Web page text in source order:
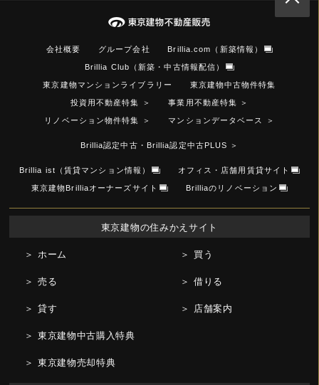
会社概要 グループ会社 Brillia.com（新築情報）
Brillia Club（新築・中古情報配信）
東京建物マンションライブラリー 東京建物中古物件特集
投資用不動産特集 ＞ 事業用不動産特集 ＞
リノベーション物件特集 ＞ マンションデータベース ＞
Brillia認定中古・Brillia認定中古PLUS ＞
Brillia ist（賃貸マンション情報） オフィス・店舗用賃貸サイト
東京建物Brilliaオーナーズサイト Brilliaのリノベーション
東京建物の住みかえサイト
＞ ホーム ＞ 買う
＞ 売る ＞ 借りる
＞ 貸す ＞ 店舗案内
＞ 東京建物中古購入特典
＞ 東京建物売却特典